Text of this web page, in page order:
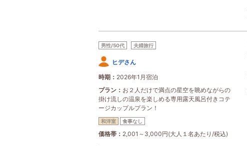
男性/50代 夫婦旅行
ヒデさん
時期
2026年1月宿泊
プラン
お２人だけで満点の星空を眺めながらの
掛け流しの温泉を楽しめる専用露天風呂付きコテ
ージカップルプラン！
和洋室 食事なし
価格帯 2,001～3,000円(大人１名あたり/税込)